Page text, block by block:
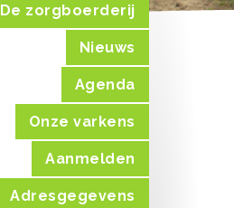
De zorgboerderij
Nieuws
Agenda
Onze varkens
Aanmelden
Adresgegevens